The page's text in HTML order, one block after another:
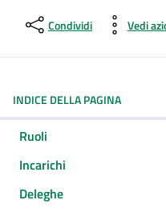
Condividi Vedi
INDICE DELLA PAGINA
Ruoli
Incarichi
Deleghe